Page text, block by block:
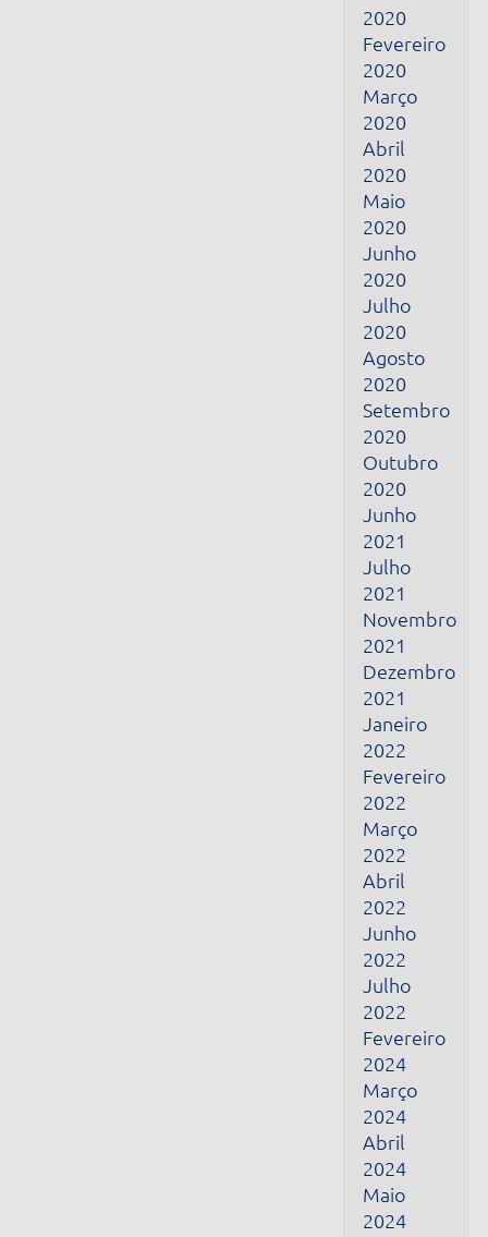
Junho
2020
Julho
2020
Agosto
2020
Setembro
2020
Outubro
2020
Junho
2021
Julho
2021
Novembro
2021
Dezembro
2021
Janeiro
2022
Fevereiro
Março
2022
Abril
2022
Junho
2022
Julho
2022
Fevereiro
2024
Março
2024
Abril
2024
Maio
2024
Junho
Fevereiro
Março
2025
Abril
2025
Maio
2025
Dezembro
2025
Janeiro
2026